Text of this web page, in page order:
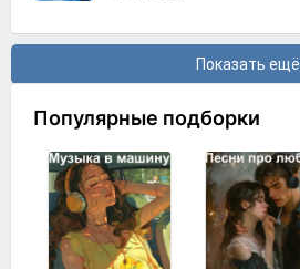
Показать ещё
Популярные подборки